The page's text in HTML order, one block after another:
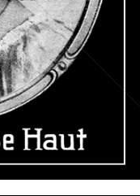
Bild-ID: 46476